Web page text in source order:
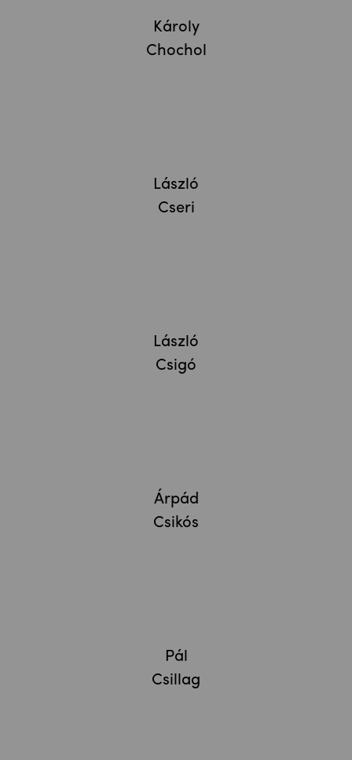
Károly
Chochol
László
Cseri
László
Csigó
Árpád
Csikós
Pál
Csillag